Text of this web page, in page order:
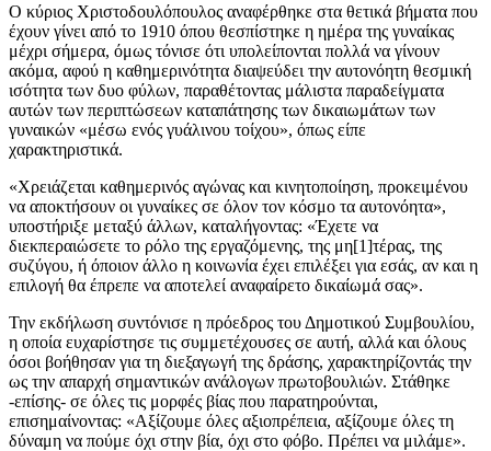
Ο κύριος Χριστοδουλόπουλος αναφέρθηκε στα θετικά βήματα που
έχουν γίνει από το 1910 όπου θεσπίστηκε η ημέρα της γυναίκας
μέχρι σήμερα, όμως τόνισε ότι υπολείπονται πολλά να γίνουν
ακόμα, αφού η καθημερινότητα διαψεύδει την αυτονόητη θεσμική
ισότητα των δυο φύλων, παραθέτοντας μάλιστα παραδείγματα
αυτών των περιπτώσεων καταπάτησης των δικαιωμάτων των
γυναικών «μέσω ενός γυάλινου τοίχου», όπως είπε
χαρακτηριστικά.
«Χρειάζεται καθημερινός αγώνας και κινητοποίηση, προκειμένου
να αποκτήσουν οι γυναίκες σε όλον τον κόσμο τα αυτονόητα»,
υποστήριξε μεταξύ άλλων, καταλήγοντας: «Έχετε να
διεκπεραιώσετε το ρόλο της εργαζόμενης, της μη[1]τέρας, της
συζύγου, ή όποιον άλλο η κοινωνία έχει επιλέξει για εσάς, αν και η
επιλογή θα έπρεπε να αποτελεί αναφαίρετο δικαίωμά σας».
Την εκδήλωση συντόνισε η πρόεδρος του Δημοτικού Συμβουλίου,
η οποία ευχαρίστησε τις συμμετέχουσες σε αυτή, αλλά και όλους
όσοι βοήθησαν για τη διεξαγωγή της δράσης, χαρακτηρίζοντάς την
ως την απαρχή σημαντικών ανάλογων πρωτοβουλιών. Στάθηκε
-επίσης- σε όλες τις μορφές βίας που παρατηρούνται,
επισημαίνοντας: «Αξίζουμε όλες αξιοπρέπεια, αξίζουμε όλες τη
δύναμη να πούμε όχι στην βία, όχι στο φόβο. Πρέπει να μιλάμε».